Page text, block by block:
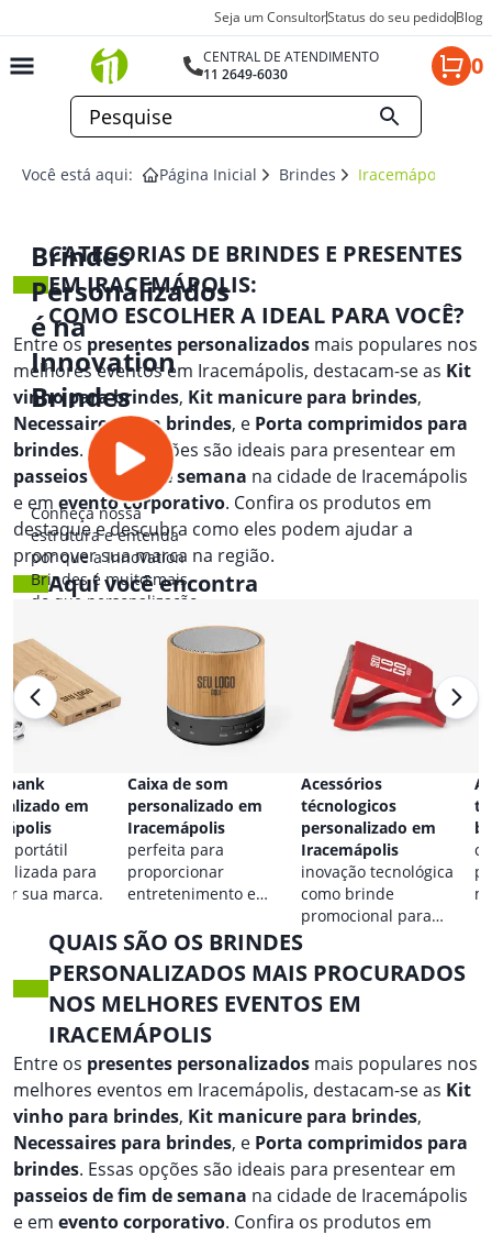
Seja um ConsultorStatus do seu pedidoBlog
CENTRAL DE ATENDIMENTO
11 2649-6030
0
Você está aqui: Página Inicial Brindes Iracemápolis
Brindes
Personalizados
é na
Innovation
Brindes
Conheça nossa
estrutura e entenda
por que a Innovation
Brindes é muito mais
do que personalização.
CATEGORIAS DE BRINDES E PRESENTES
EM IRACEMÁPOLIS:
COMO ESCOLHER A IDEAL PARA VOCÊ?
Entre ospresentes personalizados mais populares nos
melhores eventos em Iracemápolis, destacam-se as Kit
vinho para brindes, Kit manicure para brindes,
Necessaires para brindes, e Porta comprimidos para
brindes. Essas opções são ideais para presentear em
passeios de fim de semana na cidade de Iracemápolis
e em evento corporativo. Confira os produtos em
destaque e descubra como eles podem ajudar a
promover sua marca na região.
Aqui você encontra
bank
em
portátil
para
sua marca.
Caixa de som
personalizado em
Iracemápolis
perfeita para
proporcionar
entretenimento e
qualquer ocasião.
Acessórios
técnologicos
personalizado em
Iracemápolis
inovação tecnológica
como brinde
promocional para
eventos.
QUAIS SÃO OS BRINDES
PERSONALIZADOS MAIS PROCURADOS
NOS MELHORES EVENTOS EM
IRACEMÁPOLIS
Entre os presentes personalizados mais populares nos
melhores eventos em Iracemápolis, destacam-se as Kit
vinho para brindes, Kit manicure para brindes,
Necessaires para brindes, e Porta comprimidos para
brindes. Essas opções são ideais para presentear em
passeios de fim de semana na cidade de Iracemápolis
e em evento corporativo. Confira os produtos em